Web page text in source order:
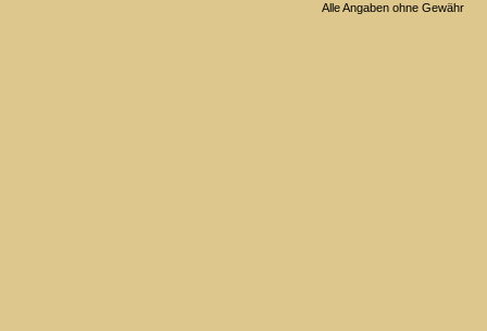
Alle Angaben ohne Gewähr